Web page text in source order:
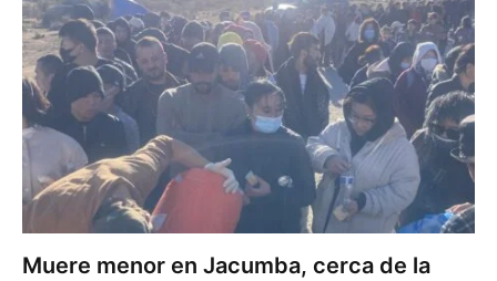
Muere menor en Jacumba, cerca de la